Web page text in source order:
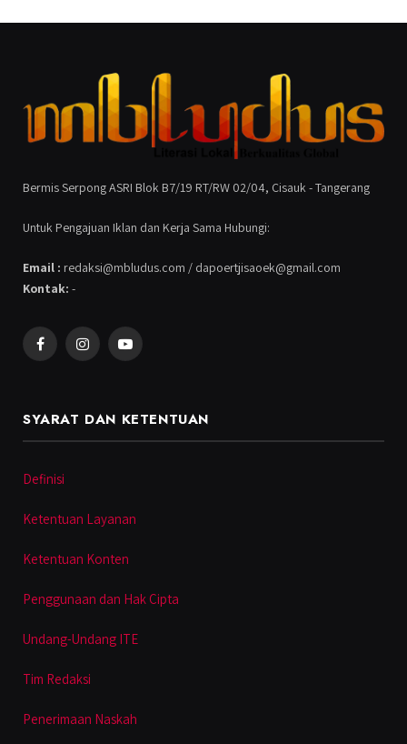
Bermis Serpong ASRI Blok B7/19 RT/RW 02/04, Cisauk - Tangerang
Untuk Pengajuan Iklan dan Kerja Sama Hubungi:
Email : redaksi@mbludus.com / dapoertjisaoek@gmail.com
Kontak: -
FacebookInstagramYouTube
SYARAT DAN KETENTUAN
Definisi
Ketentuan Layanan
Ketentuan Konten
Penggunaan dan Hak Cipta
Undang-Undang ITE
Tim Redaksi
Penerimaan Naskah